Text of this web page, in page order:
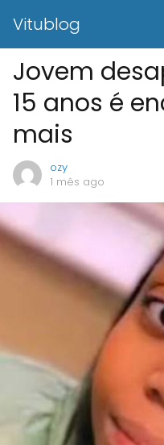
Vitublog
Jovem
15 anos é
mais
ozy
1 mês ago